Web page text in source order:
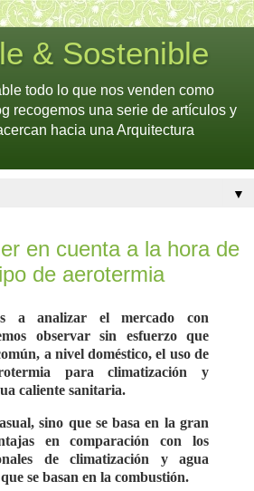
& Sostenible
todo lo que nos venden como
recogemos una serie de artículos y
hacia una Arquitectura
▼
en cuenta a la hora de
de aerotermia
a analizar el mercado con
observar sin esfuerzo que
a nivel doméstico, el uso de
para climatización y
caliente sanitaria.
sino que se basa en la gran
en comparación con los
de climatización y agua
se basan en la combustión.